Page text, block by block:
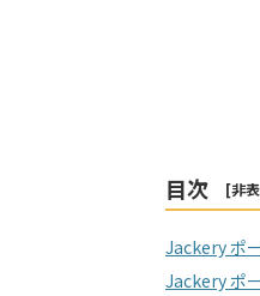
目次 [非
Jackery ポ
Jackery ポ